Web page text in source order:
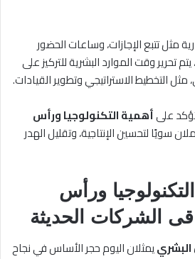
مثل تتبع الإجازات، وساعات الحضور
تحرير وقت الموارد البشرية للتركيز على
التخطيط الاستراتيجي وتطوير القيادات.
تؤكد علىأهمية التكنولوجيا ورأس
سويًا لتحسين الإنتاجية، وتقليل الهدر
ورأس
الشركات الحديثة
البشرييمثلان اليوم حجر الأساس في نجاح